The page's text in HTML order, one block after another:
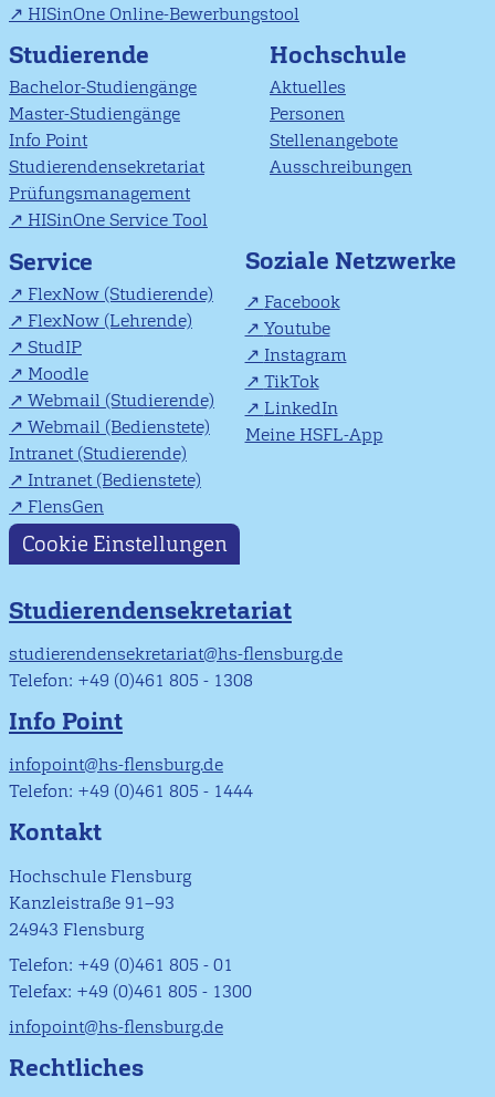
HISinOne Online-Bewerbungstool
Studierende
Bachelor-Studiengänge
Master-Studiengänge
Info Point
Studierendensekretariat
Prüfungsmanagement
HISinOne Service Tool
Hochschule
Aktuelles
Personen
Stellenangebote
Ausschreibungen
Service
FlexNow (Studierende)
FlexNow (Lehrende)
StudIP
Moodle
Webmail (Studierende)
Webmail (Bedienstete)
Intranet (Studierende)
Intranet (Bedienstete)
FlensGen
Soziale Netzwerke
Facebook
Youtube
Instagram
TikTok
LinkedIn
Meine HSFL-App
Cookie Einstellungen
Studierendensekretariat
studierendensekretariat@hs-flensburg.de
Telefon: +49 (0)461 805 - 1308
Info Point
infopoint@hs-flensburg.de
Telefon: +49 (0)461 805 - 1444
Kontakt
Hochschule Flensburg
Kanzleistraße 91–93
24943 Flensburg
Telefon: +49 (0)461 805 - 01
Telefax: +49 (0)461 805 - 1300
infopoint@hs-flensburg.de
Rechtliches